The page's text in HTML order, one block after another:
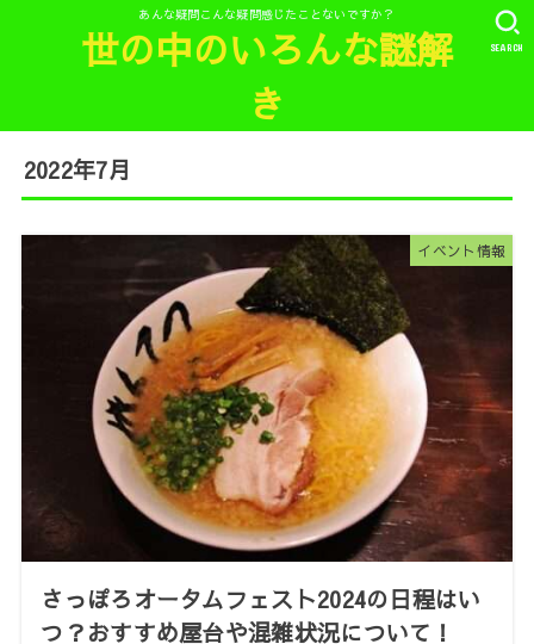
あんな疑問こんな疑問感じたことないですか？
世の中のいろんな謎解
き
SEARCH
2022年7月
イベント情報
さっぽろオータムフェスト2024の日程はい
つ？おすすめ屋台や混雑状況について！